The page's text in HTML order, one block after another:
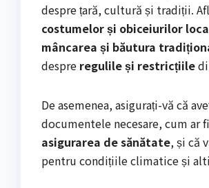
despre țară, cultură și tradiții.
costumelor și obiceiurilor
mâncarea și băutura
despre regulile și restricțiile
De asemenea, asigurați-vă că
documentele necesare, cum ar fi
asigurarea de sănătate, și că
pentru condițiile climatice și